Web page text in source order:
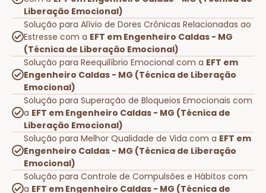
Liberação Emocional)
Solução para Alívio de Dores Crônicas Relacionadas ao
Estresse com a EFT em Engenheiro Caldas - MG
(Técnica de Liberação Emocional)
Solução para Reequilíbrio Emocional com a EFT em
Engenheiro Caldas - MG (Técnica de Liberação
Emocional)
Solução para Superação de Bloqueios Emocionais com
a EFT em Engenheiro Caldas - MG (Técnica de
Liberação Emocional)
Solução para Melhor Qualidade de Vida com a EFT em
Engenheiro Caldas - MG (Técnica de Liberação
Emocional)
Solução para Controle de Compulsões e Hábitos com
a EFT em Engenheiro Caldas - MG (Técnica de